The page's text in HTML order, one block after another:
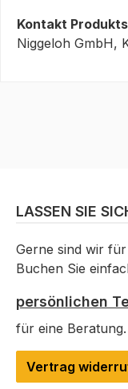
Kontakt
Niggeloh GmbH,
LASSEN SIE
Gerne sind wir für
Buchen Sie
persönlichen
für eine Beratung.
Vertrag